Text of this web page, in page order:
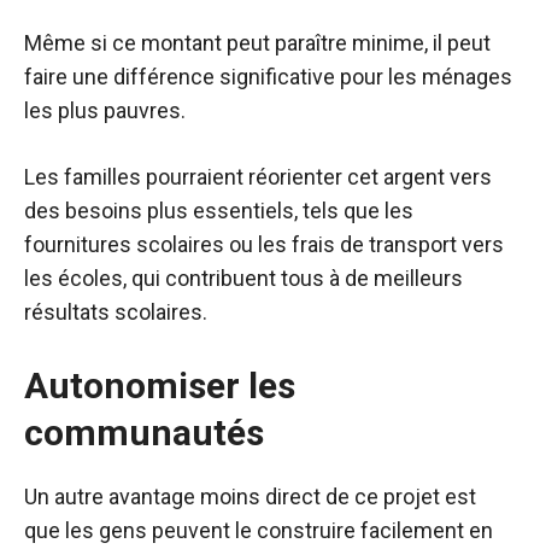
Même si ce montant peut paraître minime, il peut
faire une différence significative pour les ménages
les plus pauvres.
Les familles pourraient réorienter cet argent vers
des besoins plus essentiels, tels que les
fournitures scolaires ou les frais de transport vers
les écoles, qui contribuent tous à de meilleurs
résultats scolaires.
Autonomiser les
communautés
Un autre avantage moins direct de ce projet est
que les gens peuvent le construire facilement en